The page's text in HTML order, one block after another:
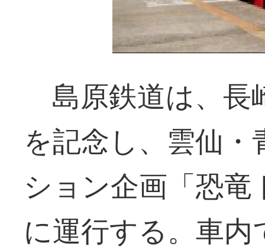
島原鉄道は、長
を記念し、雲仙
ション企画「恐
に運行する。車